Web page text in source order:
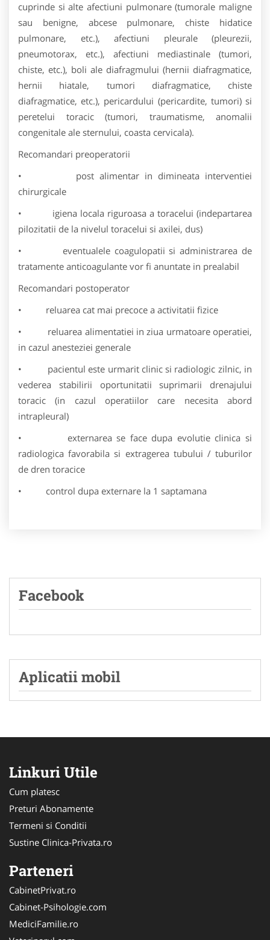
cuprinde si alte afectiuni pulmonare (tumorale maligne
sau benigne, abcese pulmonare, chiste hidatice
pulmonare, etc.), afectiuni pleurale (pleurezii,
pneumotorax, etc.), afectiuni mediastinale (tumori,
chiste, etc.), boli ale diafragmului (hernii diafragmatice,
hernii hiatale, tumori diafragmatice, chiste
diafragmatice, etc.), pericardului (pericardite, tumori) si
peretelui toracic (tumori, traumatisme, anomalii
congenitale ale sternului, coasta cervicala).
Recomandari preoperatorii
• post alimentar in dimineata interventiei
chirurgicale
• igiena locala riguroasa a toracelui (indepartarea
pilozitatii de la nivelul toracelui si axilei, dus)
• eventualele coagulopatii si administrarea de
tratamente anticoagulante vor fi anuntate in prealabil
Recomandari postoperator
• reluarea cat mai precoce a activitatii fizice
• reluarea alimentatiei in ziua urmatoare operatiei,
in cazul anesteziei generale
• pacientul este urmarit clinic si radiologic zilnic, in
vederea stabilirii oportunitatii suprimarii drenajului
toracic (in cazul operatiilor care necesita abord
intrapleural)
• externarea se face dupa evolutie clinica si
radiologica favorabila si extragerea tubului / tuburilor
de dren toracice
• control dupa externare la 1 saptamana
Facebook
Aplicatii mobil
Linkuri Utile
Cum platesc
Preturi Abonamente
Termeni si Conditii
Sustine Clinica-Privata.ro
Parteneri
CabinetPrivat.ro
Cabinet-Psihologie.com
MediciFamilie.ro